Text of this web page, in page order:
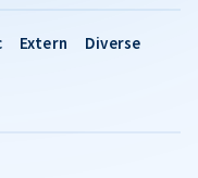
Extern Diverse